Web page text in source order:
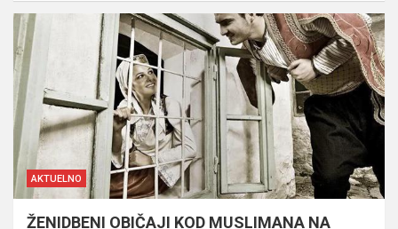
AKTUELNO
ŽENIDBENI OBIČAJI KOD MUSLIMANA NA